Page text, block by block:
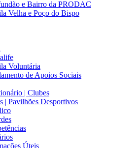
e Bairro da PRODAC
Velha e Poço do Bispo
Voluntária
de Apoios Sociais
| Clubes
| Pavilhões Desportivos
Úteis